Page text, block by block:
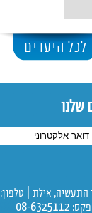
לכל היעדים
שלנו
20, אזור התעשיה, אילת | טלפון: